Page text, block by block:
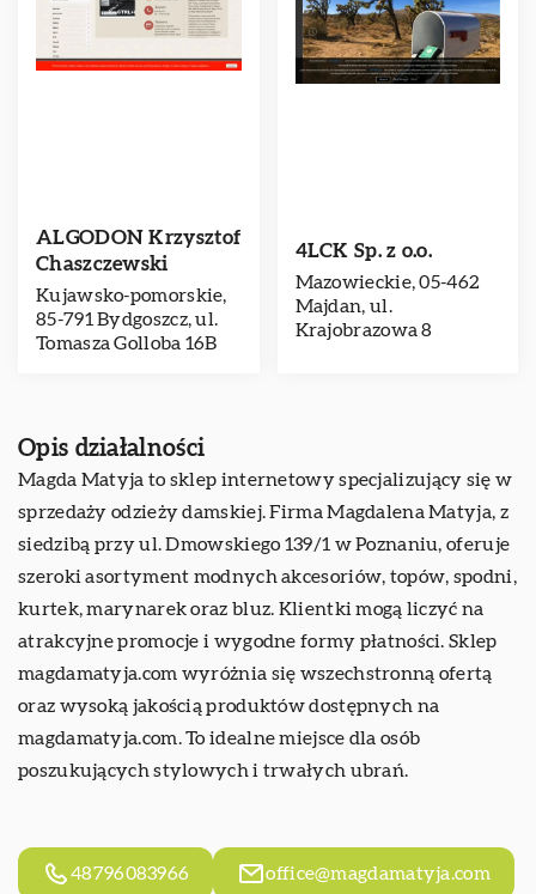
ALGODON Krzysztof
Chaszczewski
Kujawsko-pomorskie,
85-791 Bydgoszcz, ul.
Tomasza Golloba 16B
4LCK Sp. z o.o.
Mazowieckie, 05-462
Majdan, ul.
Krajobrazowa 8
Opis działalności
Magda Matyja to sklep internetowy specjalizujący się w
sprzedaży odzieży damskiej. Firma Magdalena Matyja, z
siedzibą przy ul. Dmowskiego 139/1 w Poznaniu, oferuje
szeroki asortyment modnych akcesoriów, topów, spodni,
kurtek, marynarek oraz bluz. Klientki mogą liczyć na
atrakcyjne promocje i wygodne formy płatności. Sklep
magdamatyja.com wyróżnia się wszechstronną ofertą
oraz wysoką jakością produktów dostępnych na
magdamatyja.com. To idealne miejsce dla osób
poszukujących stylowych i trwałych ubrań.
48796083966 office@magdamatyja.com